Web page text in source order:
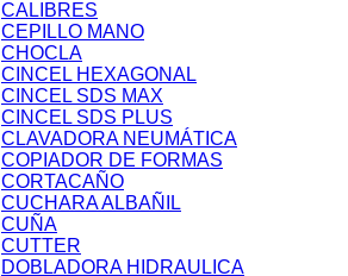
CALIBRES
CEPILLO MANO
CHOCLA
CINCEL HEXAGONAL
CINCEL SDS MAX
CINCEL SDS PLUS
CLAVADORA NEUMÁTICA
COPIADOR DE FORMAS
CORTACAÑO
CUCHARA ALBAÑIL
CUÑA
CUTTER
DOBLADORA HIDRAULICA